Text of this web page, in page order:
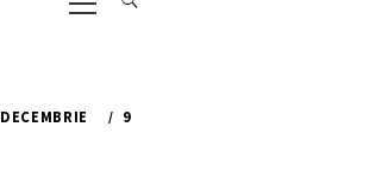
Menu
DECEMBRIE 9